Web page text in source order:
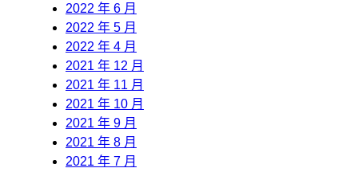
2022 年 6 月
2022 年 5 月
2022 年 4 月
2021 年 12 月
2021 年 11 月
2021 年 10 月
2021 年 9 月
2021 年 8 月
2021 年 7 月